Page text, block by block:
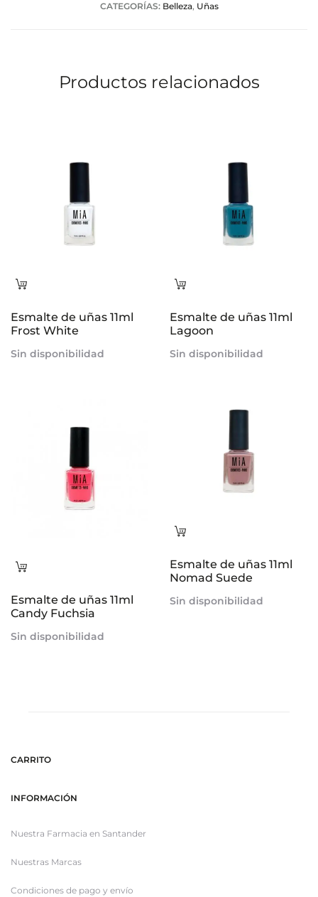
CATEGORÍAS: Belleza, Uñas
Productos relacionados
Leer
Esmalte de uñas 11ml
Frost White
Sin disponibilidad
Leer
Esmalte de uñas 11ml
Lagoon
Sin disponibilidad
Leer
Esmalte de uñas 11ml
Candy Fuchsia
Sin disponibilidad
Leer
Esmalte de uñas 11ml
Nomad Suede
Sin disponibilidad
CARRITO
INFORMACIÓN
Nuestra Farmacia en Santander
Nuestras Marcas
Condiciones de pago y envío